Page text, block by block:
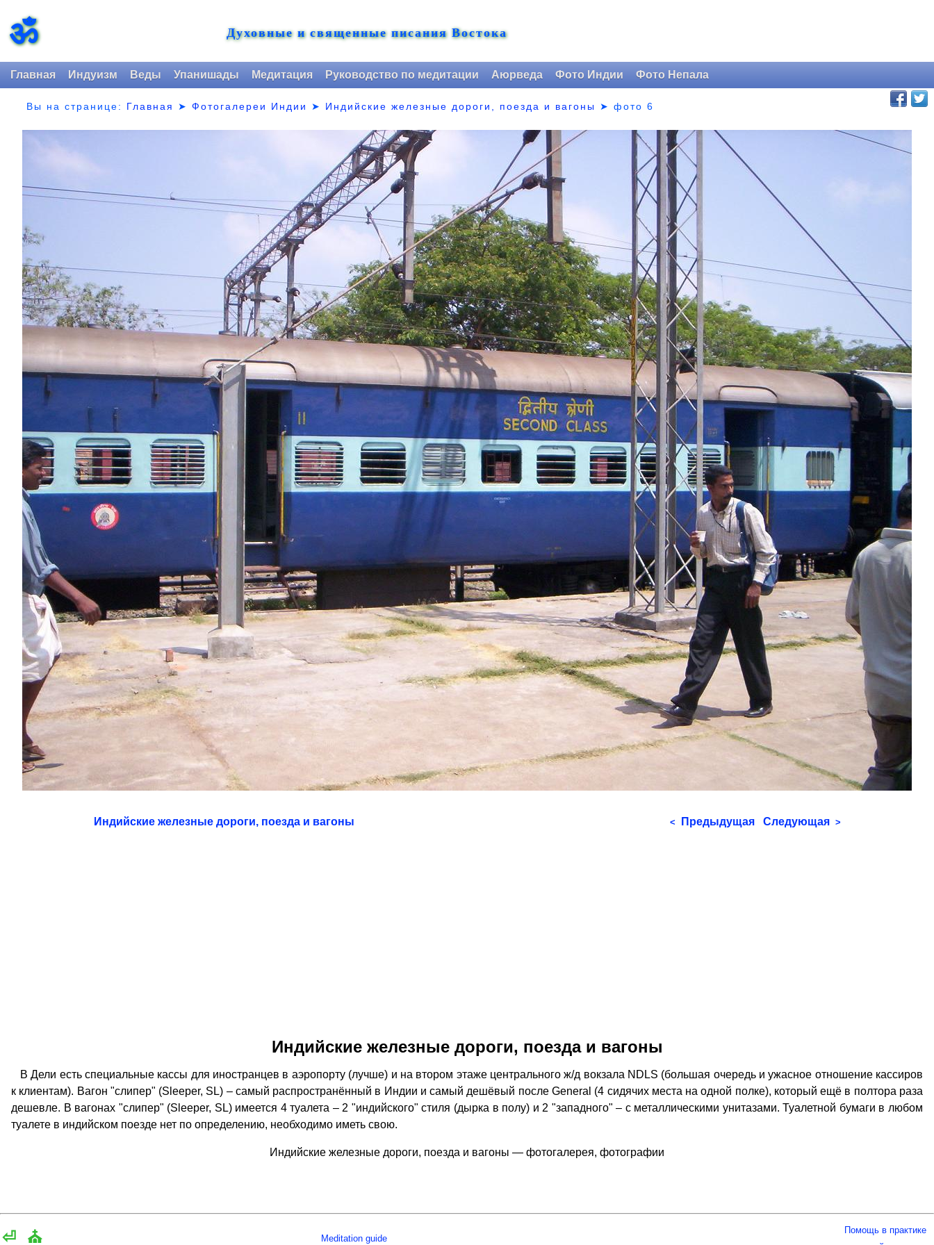
ॐ Духовные и священные писания Востока
Главная Индуизм Веды Упанишады Медитация Руководство по медитации Аюрведа Фото Индии Фото Непала
Вы на странице: Главная ➤Фотогалереи Индии ➤ Индийские железные дороги, поезда и вагоны ➤фото 6
Индийские железные дороги, поезда и вагоны < Предыдущая Следующая >
Индийские железные дороги, поезда и вагоны
В Дели есть специальные кассы для иностранцев в аэропорту (лучше) и на втором этаже центрального ж/д вокзала NDLS (большая очередь и ужасное отношение кассиров
к клиентам). Вагон "слипер" (Sleeper, SL) – самый распространённый в Индии и самый дешёвый после General (4 сидячих места на одной полке), который ещё в полтора раза
дешевле. В вагонах "слипер" (Sleeper, SL) имеется 4 туалета – 2 "индийского" стиля (дырка в полу) и 2 "западного" – с металлическими унитазами. Туалетной бумаги в любом
туалете в индийском поезде нет по определению, необходимо иметь свою.
Индийские железные дороги, поезда и вагоны — фотогалерея, фотографии
⏎ ⛪ Meditation guide
Помощь в практике